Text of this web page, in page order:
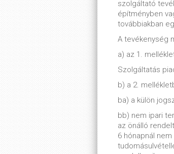
szolgáltató
építményben
továbbiakban
A tevékenység
a) az 1.
Szolgáltatás
b) a 2.
ba) a külön
bb) nem ipari
az önálló
6 hónapnál